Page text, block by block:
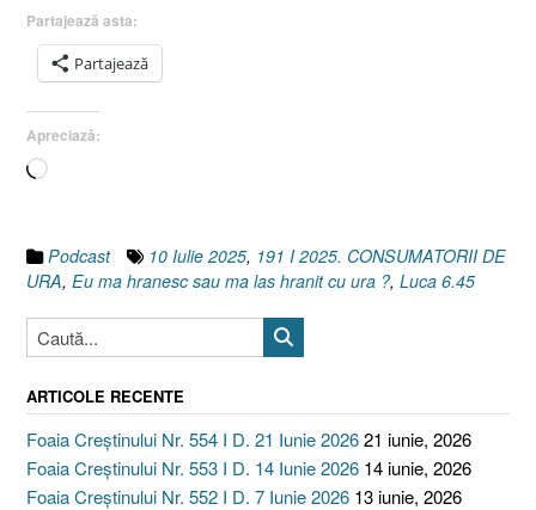
Partajează asta:
Partajează
Apreciază:
Încarc...
Podcast 10 Iulie 2025, 191 I 2025. CONSUMATORII DE
URA, Eu ma hranesc sau ma las hranit cu ura ?, Luca 6.45
ARTICOLE RECENTE
Foaia Creștinului Nr. 554 I D. 21 Iunie 202621 iunie, 2026
Foaia Creștinului Nr. 553 I D. 14 Iunie 2026 14 iunie, 2026
Foaia Creștinului Nr. 552 I D. 7 Iunie 2026 13 iunie, 2026